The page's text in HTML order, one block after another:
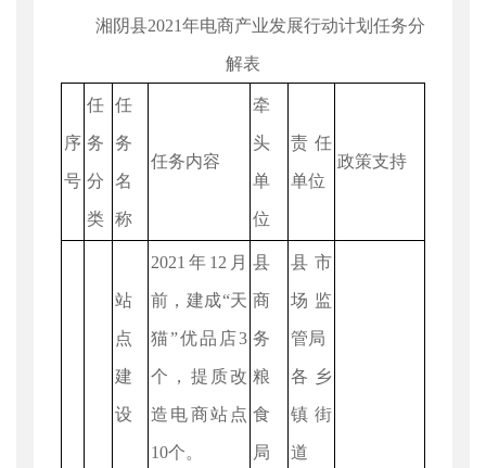
湘阴县2021年电商产业发展行动计划任务分
解表
序
号
任
务
分
类
任
务
名
称
任务内容
牵
头
单
位
责任
单位
政策支持
站
点
建
设
2021年12月
前，建成“天
猫”优品店3
个，提质改
造电商站点
10个。
县
商
务
粮
食
局
县市
场监
管局
各乡
镇街
道